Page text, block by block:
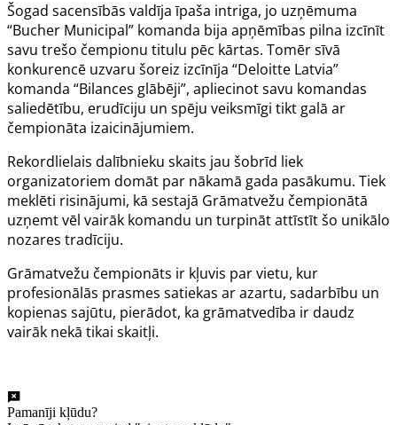
Šogad sacensībās valdīja īpaša intriga, jo uzņēmuma
“Bucher Municipal” komanda bija apņēmības pilna izcīnīt
savu trešo čempionu titulu pēc kārtas. Tomēr sīvā
konkurencē uzvaru šoreiz izcīnīja “Deloitte Latvia”
komanda “Bilances glābēji”, apliecinot savu komandas
saliedētību, erudīciju un spēju veiksmīgi tikt galā ar
čempionāta izaicinājumiem.
Rekordlielais dalībnieku skaits jau šobrīd liek
organizatoriem domāt par nākamā gada pasākumu. Tiek
meklēti risinājumi, kā sestajā Grāmatvežu čempionātā
uzņemt vēl vairāk komandu un turpināt attīstīt šo unikālo
nozares tradīciju.
Grāmatvežu čempionāts ir kļuvis par vietu, kur
profesionālās prasmes satiekas ar azartu, sadarbību un
kopienas sajūtu, pierādot, ka grāmatvedība ir daudz
vairāk nekā tikai skaitļi.
Pamanīji kļūdu?